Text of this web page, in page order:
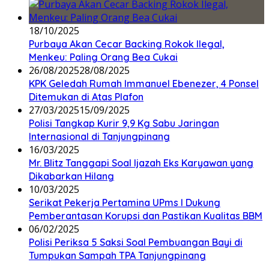
18/10/2025
Purbaya Akan Cecar Backing Rokok Ilegal,
Menkeu: Paling Orang Bea Cukai
26/08/202528/08/2025
KPK Geledah Rumah Immanuel Ebenezer, 4 Ponsel
Ditemukan di Atas Plafon
27/03/202515/09/2025
Polisi Tangkap Kurir 9,9 Kg Sabu Jaringan
Internasional di Tanjungpinang
16/03/2025
Mr. Blitz Tanggapi Soal Ijazah Eks Karyawan yang
Dikabarkan Hilang
10/03/2025
Serikat Pekerja Pertamina UPms I Dukung
Pemberantasan Korupsi dan Pastikan Kualitas BBM
06/02/2025
Polisi Periksa 5 Saksi Soal Pembuangan Bayi di
Tumpukan Sampah TPA Tanjungpinang